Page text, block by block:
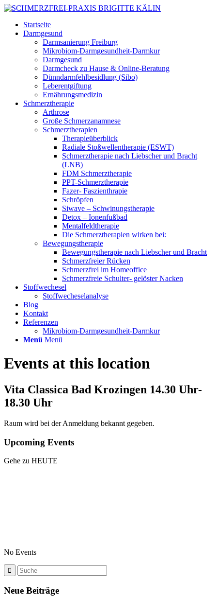
Startseite
Darmgesund
Darmsanierung Freiburg
Mikrobiom-Darmgesundheit-Darmkur
Darmgesund
Darmcheck zu Hause & Online-Beratung
Dünndarmfehlbesidlung (Sibo)
Leberentgiftung
Ernährungsmedizin
Schmerztherapie
Arthrose
Große Schmerzanamnese
Schmerztherapien
Therapieüberblick
Radiale Stoßwellentherapie (ESWT)
Schmerztherapie nach Liebscher und Bracht
(LNB)
FDM Schmerztherapie
PPT-Schmerztherapie
Fazer- Faszienthrapie
Schröpfen
Siwave – Schwinungstherapie
Detox – Ionenfußbad
Mentalfeldtherapie
Die Schmerztherapien wirken bei:
Bewegungstherapie
Bewegungstherapie nach Liebscher und Bracht
Schmerzfreier Rücken
Schmerzfrei im Homeoffice
Schmerzfreie Schulter- gelöster Nacken
Stoffwechesel
Stoffwecheselanalyse
Blog
Kontakt
Referenzen
Mikrobiom-Darmgesundheit-Darmkur
Menü Menü
Events at this location
Vita Classica Bad Krozingen 14.30 Uhr-
18.30 Uhr
Raum wird bei der Anmeldung bekannt gegeben.
Upcoming Events
Gehe zu HEUTE
No Events
Neue Beiträge